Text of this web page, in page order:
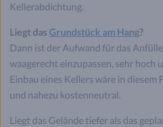
Kellerabdichtung.
Liegt das Grundstück am Hang?
Dann ist der Aufwand für das
waagerecht einzupassen, sehr hoch
Einbau eines Kellers wäre in diesem
und nahezu kostenneutral.
Liegt das Gelände tiefer als das